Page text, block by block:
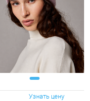
Узнать цену